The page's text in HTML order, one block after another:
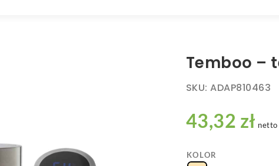
Temboo –
SKU:ADAP810463
43,32 zł netto
KOLOR